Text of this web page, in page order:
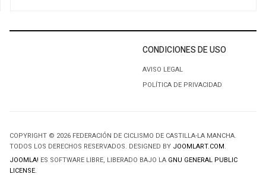
CONDICIONES DE USO
AVISO LEGAL
POLÍTICA DE PRIVACIDAD
COPYRIGHT © 2026 FEDERACIÓN DE CICLISMO DE CASTILLA-LA MANCHA.
TODOS LOS DERECHOS RESERVADOS. DESIGNED BY JOOMLART.COM.
JOOMLA! ES SOFTWARE LIBRE, LIBERADO BAJO LA GNU GENERAL PUBLIC
LICENSE.